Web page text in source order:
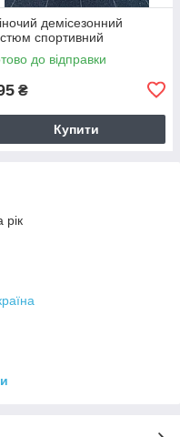
демісезонний
спортивний
до відправки
₴
Купити
рік